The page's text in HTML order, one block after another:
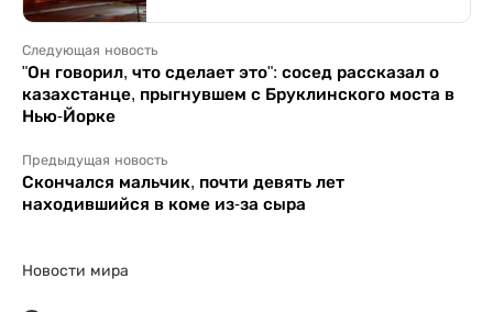
Следующая новость
"Он говорил, что сделает это": сосед рассказал о
казахстанце, прыгнувшем с Бруклинского моста в
Нью-Йорке
Предыдущая новость
Скончался мальчик, почти девять лет
находившийся в коме из-за сыра
Новости мира